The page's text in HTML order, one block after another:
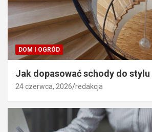
DOM I OGRÓD
Jak dopasować schody do
24 czerwca, 2026 redakcja